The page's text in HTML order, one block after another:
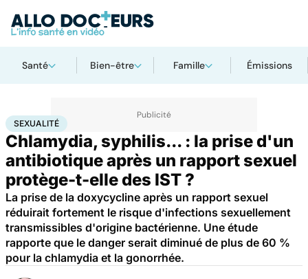
Santé Bien-être Famille Émissions
AccueilBien-être
SEXUALITÉ
Chlamydia, syphilis... : la prise d'un
antibiotique après un rapport sexuel
protège-t-elle des IST ?
La prise de la doxycycline après un rapport sexuel
réduirait fortement le risque d'infections sexuellement
transmissibles d'origine bactérienne. Une étude
rapporte que le danger serait diminué de plus de 60 %
pour la chlamydia et la gonorrhée.